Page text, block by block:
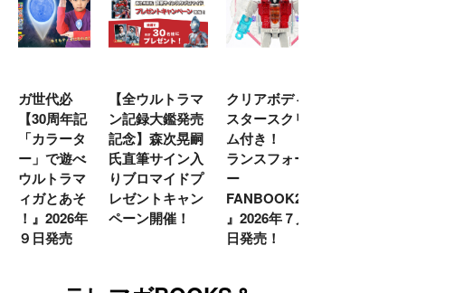
ティガ世代必
見！【30周年記
念】「カラータ
イマー」で遊べ
る『ウルトラマ
ンティガとあそ
ぼう！』2026年
７月９日発売
【全ウルトラマ
ン記録大鑑発売
記念】森次晃嗣
氏直筆サイン入
りブロマイドプ
レゼントキャン
ペーン開催！
クリアボディの
スタースクリー
ム付き！ 『ト
ランスフォーマ
ー
FANBOOK2026
』2026年７月31
日発売！